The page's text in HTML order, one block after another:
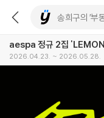
aespa 정규 2집
2026.04.23. ~ 2026.05.28.